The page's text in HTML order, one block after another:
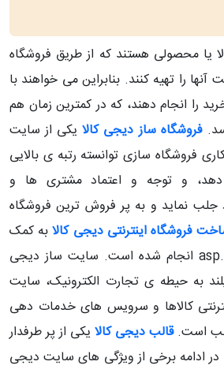
یا محصولی هستند که از طریق فروشگاه
آنها را تهیه کنند. بنابراین می خواهند با
را انجام دهند، که در کمترین زمان هم
فروشگاه ساز دیجی کالایکی از سایت
فروشگاه سازی توانسته رتبه ی بالایی
و توجه و اعتماد مشتری ها و
جلب نماید و به پر فروش ترین فروشگاه
فروشگاه اینترنتی دیجی کالابه کمک
زبان برنامه نویسی asp.net انجام شده است. سایت ساز دیجی
به حیطه ی تجارت الکترونیک، سایت
کالاها و سرویس های خدمات دهی
است.قالب دیجی کالا یکی از پر طرفدار
ادامه برخی از ویژگی های سایت دیجی